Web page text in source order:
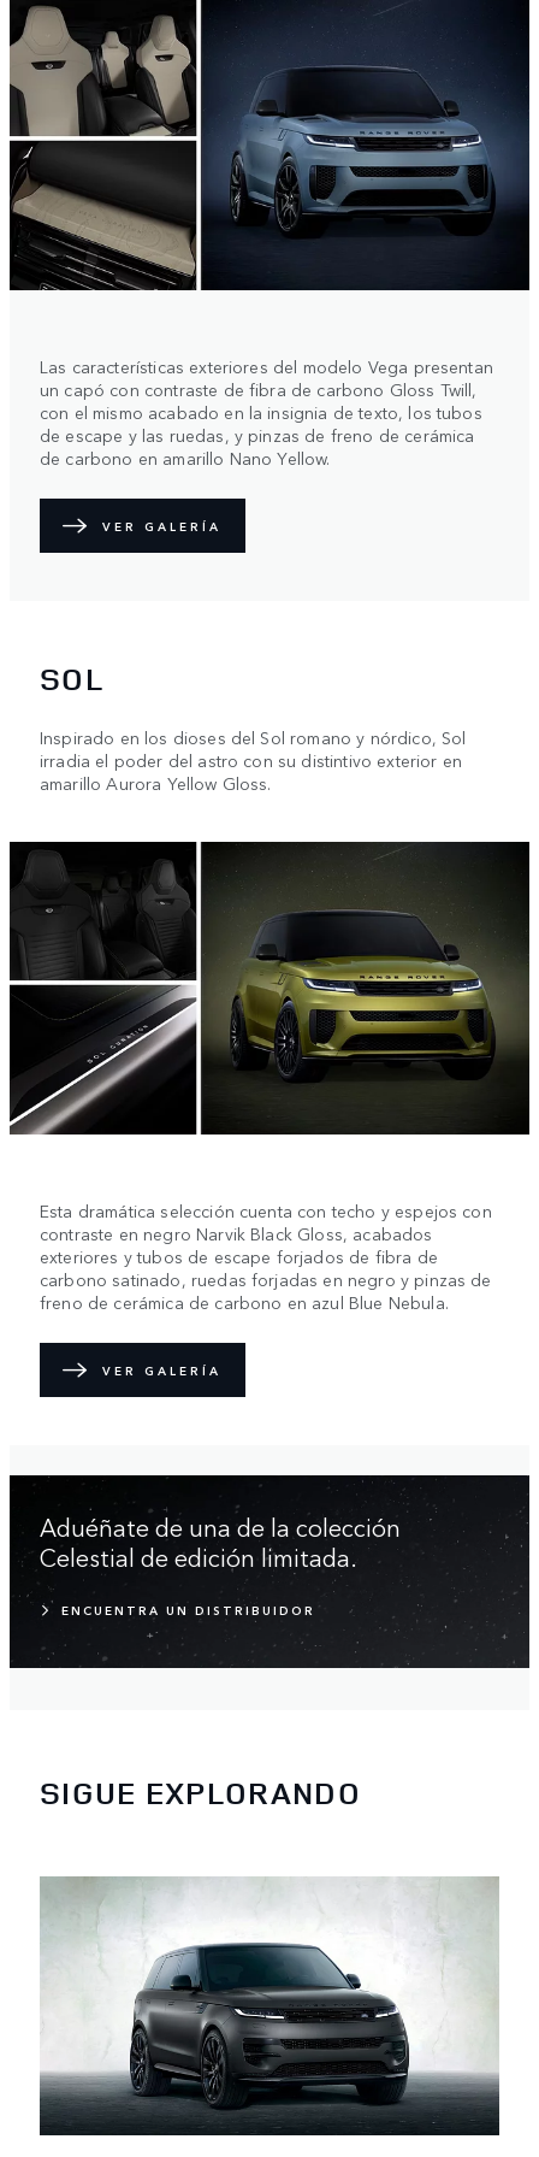
Las características exteriores del modelo Vega presentan
un capó con contraste de fibra de carbono Gloss Twill,
con el mismo acabado en la insignia de texto, los tubos
de escape y las ruedas, y pinzas de freno de cerámica
de carbono en amarillo Nano Yellow.
VER GALERÍA
SOL
Inspirado en los dioses del Sol romano y nórdico, Sol
irradia el poder del astro con su distintivo exterior en
amarillo Aurora Yellow Gloss.
Esta dramática selección cuenta con techo y espejos con
contraste en negro Narvik Black Gloss, acabados
exteriores y tubos de escape forjados de fibra de
carbono satinado, ruedas forjadas en negro y pinzas de
freno de cerámica de carbono en azul Blue Nebula.
VER GALERÍA
Aduéñate de una de la colección
Celestial de edición limitada.
ENCUENTRA UN DISTRIBUIDOR
SIGUE EXPLORANDO